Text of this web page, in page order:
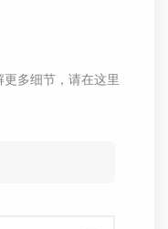
更多细节，请在这里